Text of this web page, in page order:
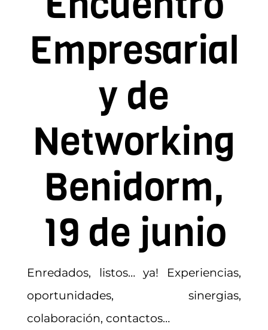
Contacto
Asóciate
Empresarial
y de
Networking
Benidorm,
19 de junio
Enredados, listos… ya! Experiencias,
oportunidades, sinergias,
colaboración, contactos…